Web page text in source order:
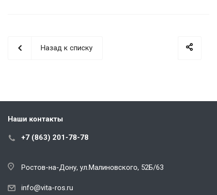
Назад к списку
Наши контакты
+7 (863) 201-78-78
Ростов-на-Дону, ул.Малиновского, 52Б/63
info@vita-ros.ru